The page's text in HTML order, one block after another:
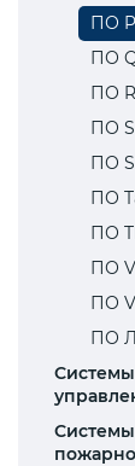
ПО
ПО
ПО
ПО
ПО
ПО
ПО
ПО
ПО
ПО